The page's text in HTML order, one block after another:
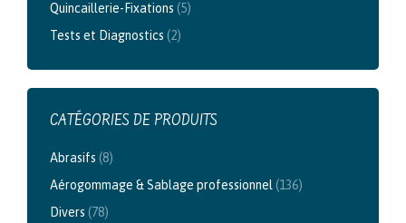
Quincaillerie-Fixations (5)
Tests et Diagnostics (2)
CATÉGORIES DE PRODUITS
Abrasifs (8)
Aérogommage & Sablage professionnel (136)
Divers (78)